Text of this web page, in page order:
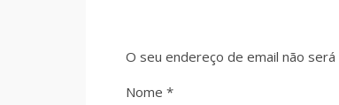
O seu endereço de email não será
Nome *